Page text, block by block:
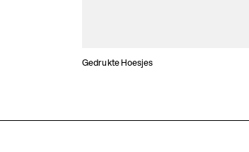
Gedrukte Hoesjes